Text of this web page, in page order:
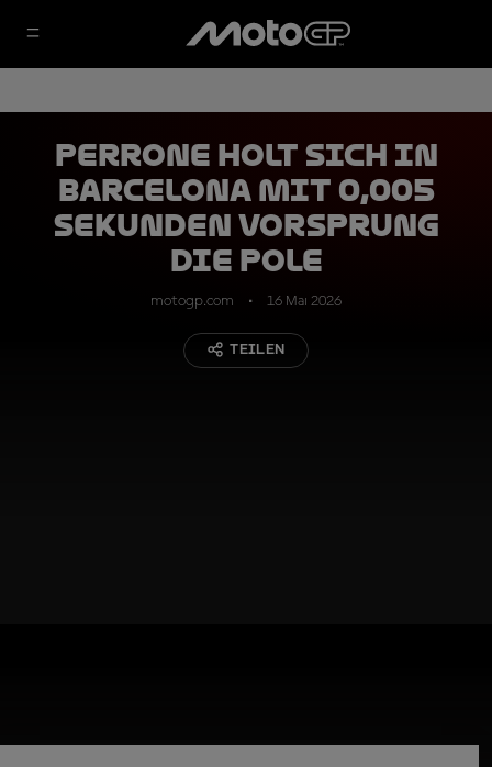
Perrone holt sich in
Barcelona mit 0,005
Sekunden Vorsprung
die Pole
motogp.com 16 Mai 2026
TEILEN